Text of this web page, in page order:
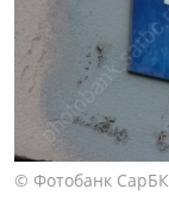
© Фотобанк СарБК